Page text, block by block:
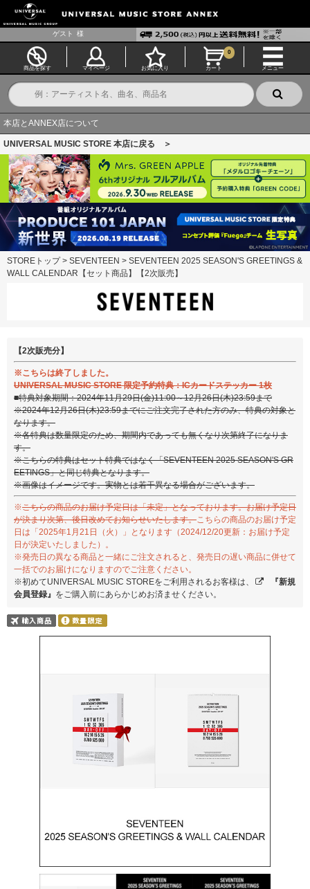
ゲスト 様
商品を探す マイページ お気に入り カート
0
メニュー
本店とANNEX店について
UNIVERSAL MUSIC STORE 本店に戻る ＞
STOREトップ> SEVENTEEN > SEVENTEEN 2025 SEASON'S GREETINGS &
WALL CALENDAR【セット商品】【2次販売】
【2次販売分】
※こちらは終了しました。
UNIVERSAL MUSIC STORE 限定予約特典：ICカードステッカー 1枚
■特典対象期間：2024年11月29日(金)11:00～12月26日(木)23:59まで
※2024年12月26日(木)23:59までにご注文完了された方のみ、特典の対象と
なります。
※各特典は数量限定のため、期間内であっても無くなり次第終了になりま
す。
※こちらの特典はセット特典ではなく「SEVENTEEN 2025 SEASON'S GR
EETINGS」と同じ特典となります。
※画像はイメージです。実物とは若干異なる場合がございます。
※こちらの商品のお届け予定日は「未定」となっております。お届け予定日
が決まり次第、後日改めてお知らせいたします。 こちらの商品のお届け予定
日は「2025年1月21日（火）」となります（2024/12/20更新：お届け予定
日が決定いたしました）。
※発売日の異なる商品と一緒にご注文されると、発売日の遅い商品に併せて
一括でのお届けになりますのでご注意ください。
※初めてUNIVERSAL MUSIC STOREをご利用されるお客様は、
『新規
会員登録』 をご購入前にあらかじめお済ませください。